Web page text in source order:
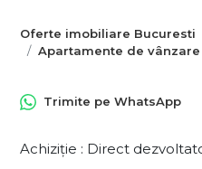
Oferte imobiliare Bucuresti
Apartamente de
Trimite pe WhatsApp
Achiziție : Direct